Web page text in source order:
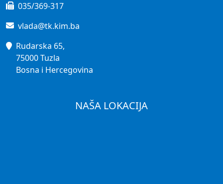
035/369-317
vlada@tk.kim.ba
Rudarska 65,
75000 Tuzla
Bosna i Hercegovina
NAŠA LOKACIJA